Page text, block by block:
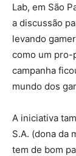
Lab, em São
a discussão
levando
como um pro-
campanha
mundo dos
A iniciativa
S.A. (dona da
tem de bom